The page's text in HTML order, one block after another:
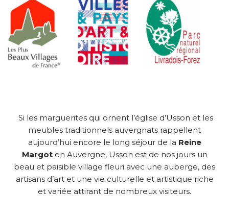
Si les marguerites qui ornent l’église d’Usson et les
meubles traditionnels auvergnats rappellent
aujourd’hui encore le long séjour de la Reine
Margoten Auvergne, Usson est de nos jours un
beau et paisible village fleuri avec une auberge, des
artisans d’art et une vie culturelle et artistique riche
et variée attirant de nombreux visiteurs.